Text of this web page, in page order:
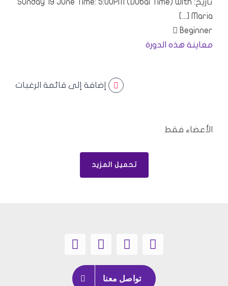
تاريخ: Sunday 19 June Time: 5:00PM ( Dubai Time) With
Maria
[...]
Beginner
معاينة هذه الدورة
إضافة إلى قائمة الرغبات
الأعضاء فقط
تحميل المزيد
تواصل معنا